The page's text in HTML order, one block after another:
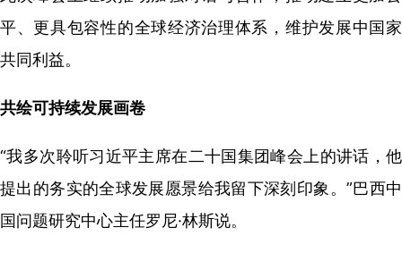
平、更具包容性的全球经济治理体系，维护发展中国家
共同利益。
共绘可持续发展画卷
“我多次聆听习近平主席在二十国集团峰会上的讲话，他
提出的务实的全球发展愿景给我留下深刻印象。”巴西中
国问题研究中心主任罗尼·林斯说。